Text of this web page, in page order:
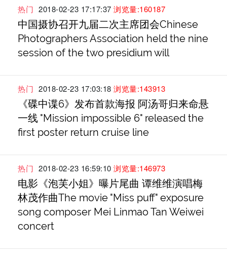
热门 2018-02-23 17:17:37 浏览量:160187
中国摄协召开九届二次主席团会Chinese
Photographers Association held the nine
session of the two presidium will
热门 2018-02-23 17:03:18 浏览量:143913
《碟中谍6》发布首款海报 阿汤哥归来命悬
一线 "Mission impossible 6" released the
first poster return cruise line
热门 2018-02-23 16:59:10 浏览量:146973
电影《泡芙小姐》曝片尾曲 谭维维演唱梅
林茂作曲The movie "Miss puff" exposure
song composer Mei Linmao Tan Weiwei
concert